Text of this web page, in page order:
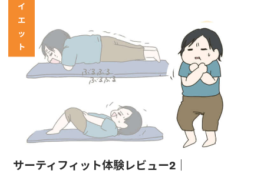
イ
エ
ッ
ト
サーティフィット体験レビュー2｜